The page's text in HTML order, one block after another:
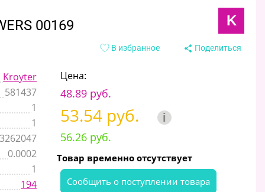
00169 K
В избранное Поделиться
Kroyter
581437
1
1
0.0002
1
194
Цена:
48.89 руб.
53.54 руб. i
56.26 руб.
Товар временно отсутствует
Cообщить о поступлении товара